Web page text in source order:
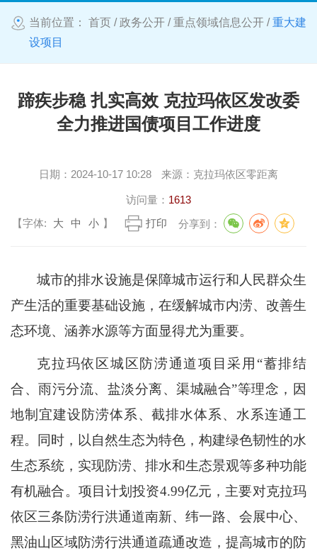
当前位置： 首页 /政务公开 /重点领域信息公开 /重大建
设项目
蹄疾步稳 扎实高效 克拉玛依区发改委
全力推进国债项目工作进度
日期： 2024-10-17 10:28 来源： 克拉玛依区零距离
访问量： 1613
【字体:
大 中 小 】 打印 分享到：
城市的排水设施是保障城市运行和人民群众生
产生活的重要基础设施，在缓解城市内涝、改善生
态环境、涵养水源等方面显得尤为重要。
克拉玛依区城区防涝通道项目采用“蓄排结
合、雨污分流、盐淡分离、渠城融合”等理念，因
地制宜建设防涝体系、截排水体系、水系连通工
程。同时，以自然生态为特色，构建绿色韧性的水
生态系统，实现防涝、排水和生态景观等多种功能
有机融合。项目计划投资4.99亿元，主要对克拉玛
依区三条防涝行洪通道南新、纬一路、会展中心、
黑油山区域防涝行洪通道疏通改造，提高城市的防